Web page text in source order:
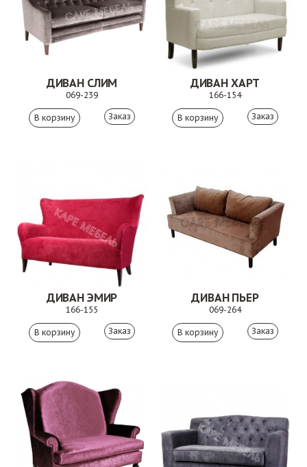
ДИВАН СЛИМ
069-239
Заказ
ДИВАН ХАРТ
166-154
Заказ
ДИВАН ЭМИР
166-155
Заказ
ДИВАН ПЬЕР
069-264
Заказ